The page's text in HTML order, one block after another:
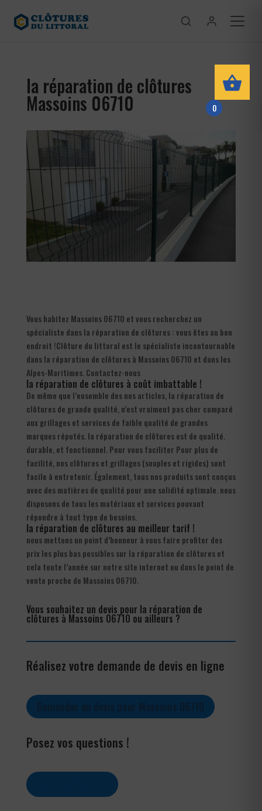
la réparation de clôtures
Massoins 06710
Vous habitez Massoins 06710 et vous recherchez un
spécialiste dans la réparation de clôtures : vous êtes au bon
endroit !Clôture du littoral est le spécialiste incontournable
dans la réparation de clôtures à Massoins 06710 et dans les
Alpes-Maritimes. Contactez-nous
la réparation de clôtures à coût imbattable !
De même que l’ensemble des nos articles, la réparation de
clôtures de grande qualité, n’est vraiment pas cher comparé
aux grillages et services de faible qualité de grandes
marques réputés. la réparation de clôtures est de qualité.
durable, et fonctionnel. Pour vous faciliter Pour plus de
facilité, nos clôtures et grillages (souples et rigides) sont
facile à entretenir. Également, tous nos produits sont conçus
avec des matières de qualité pour une solidité optimale. nous
disposons de tous les matériaux et services pouvant
répondre à tout type de besoins.
la réparation de clôtures au meilleur tarif !
nous mettons un point d’honneur à vous faire profiter des
prix les plus bas possibles sur la réparation de clôtures et
cela toute l’année sur notre site internet ou dans le point de
vente proche de Massoins 06710.
Vous souhaitez un devis pour la réparation de
clôtures à Massoins 06710 ou ailleurs ?
Réalisez votre demande de devis en ligne
Posez vos questions !
0